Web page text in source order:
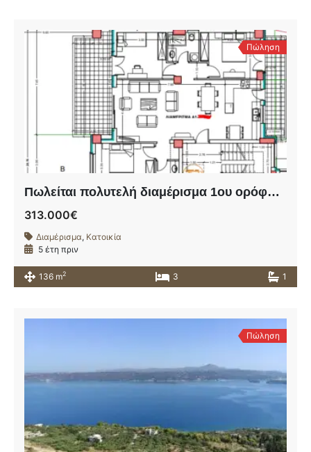
Πώληση
Πωλείται πολυτελή διαμέρισμα 1ου ορόφου σε υπό ανέγερση οικοδομή πλησίον της οδού Ηρώων Πολυτεχνείου.
313.000€
Διαμέρισμα, Κατοικία
5 έτη πριν
136 m2 3 1
Πώληση